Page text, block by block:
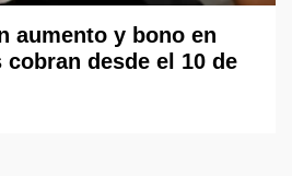
aumento y bono en
desde el 10 de